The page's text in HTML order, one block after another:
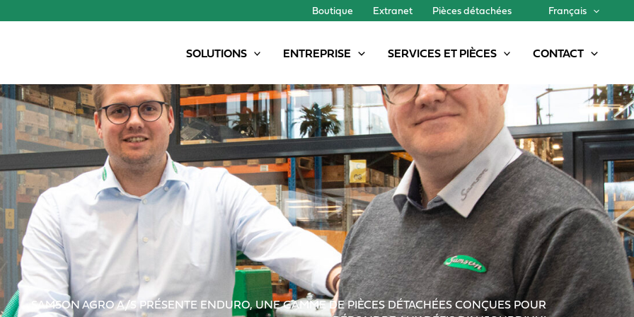
Boutique Extranet Pièces détachées Français
SOLUTIONS ENTREPRISE SERVICES ET PIÈCES CONTACT
SAMSON AGRO A/S PRÉSENTE ENDURO, UNE GAMME DE PIÈCES DÉTACHÉES CONÇUES POUR